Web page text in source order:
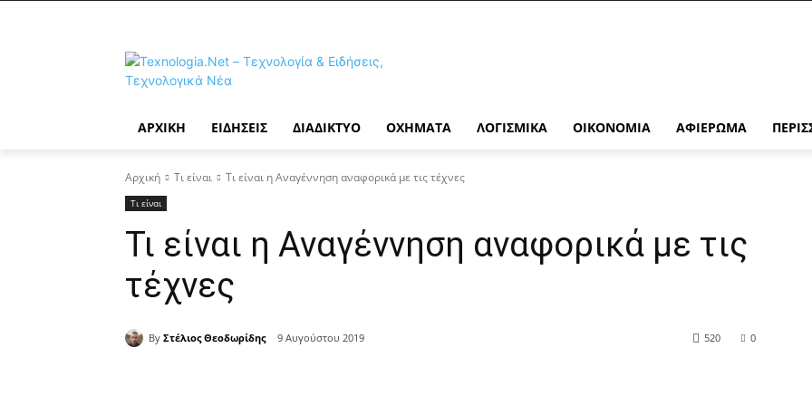
ΑΡΧΙΚΉ ΕΙΔΉΣΕΙΣ ΔΙΑΔΊΚΤΥΟ ΟΧΉΜΑΤΑ ΛΟΓΙΣΜΙΚΆ ΟΙΚΟΝΟΜΊΑ ΑΦΙΈΡΩΜΑ
Αρχική Τι είναι Τι είναι η Αναγέννηση αναφορικά με τις τέχνες
Τι είναι
Τι είναι η Αναγέννηση αναφορικά με τις
τέχνες
By Στέλιος Θεοδωρίδης 9 Αυγούστου 2019 0
520